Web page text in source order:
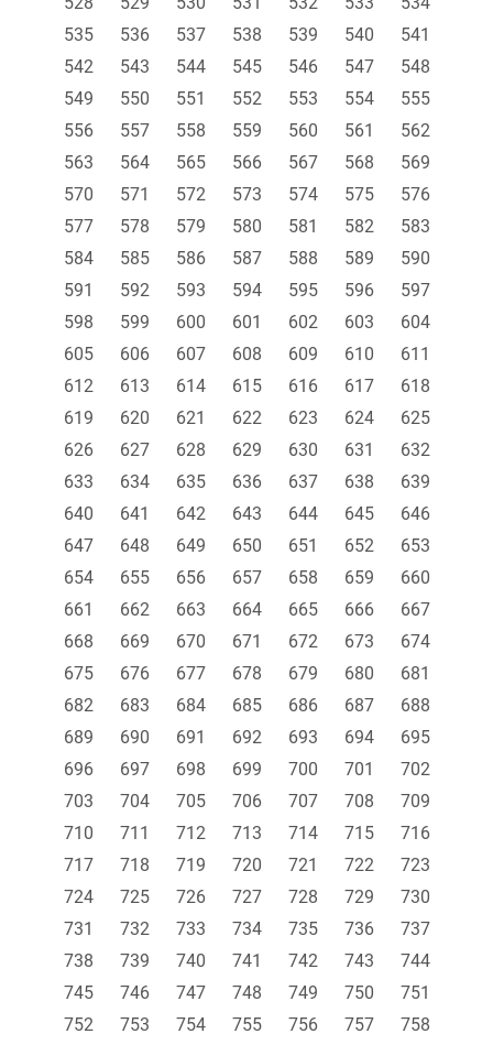
535
536 537 538 539 540
541
542
543 544 545 546 547
548
549
550 551 552 553 554
555
556
557 558 559 560 561
562
563
564 565 566 567 568
569
570
571 572 573 574 575
576
577
578 579 580 581 582
583
584
585 586 587 588 589
590
591
592 593 594 595 596
597
598
599 600 601 602 603
604
605
606 607 608 609 610
611
612
613 614 615 616 617
618
619
620 621 622 623 624
625
626
627 628 629 630 631
632
633
634 635 636 637 638
639
640
641 642 643 644 645
646
647
648 649 650 651 652
653
654
655 656 657 658 659
660
661
662 663 664 665 666
667
668
669 670 671 672 673
674
675
676 677 678 679 680
681
682
683 684 685 686 687
688
689
690 691 692 693 694
695
696
697 698 699 700 701
702
703
704 705 706 707 708
709
710
711 712 713 714 715
716
717
718 719 720 721 722
723
724
725 726 727 728 729
730
731
732 733 734 735 736
737
738
739 740 741 742 743
744
745
746 747 748 749 750
751
752
753 754 755 756 757
758